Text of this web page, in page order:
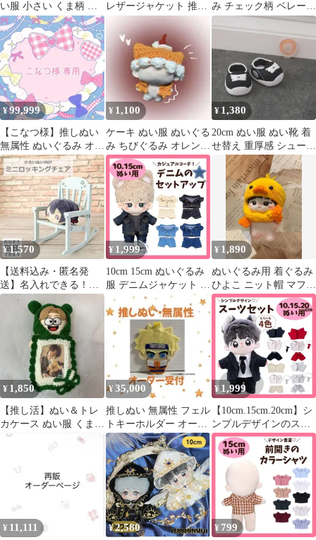
い服 小さい くま柄 パ
ーカー トップス グレー
ぬいぐるみ服 推し活 ぬ
い活-E013
レザージャケット 推し
活 ぬいぐるみ服-E111
み チェック柄 ベレー帽
ポンチョマント 黒リボ
ン 7色 ツイード 推し活
グッズ ちびぬいぐるみ
いつぬい にじぱぺっと
12cm S372
¥99,999
【こなつ様】推しぬい
無属性 ぬいぐるみ オー
ダー
¥ 1,100
ケーキ ぬい服 ぬいぐる
み ちびぐるみ オレンジ
猫耳ニット編み物 ハン
ドメイド
¥ 1,380
20cm ぬい服 ぬい靴 着
せ替え 重厚感 シューズ
ぬい活 推し活-E144
¥1,570
【送料込み・匿名発
送】名入れできる！ぬ
い用ミニロッキングチ
¥ 1,999
10cm 15cm ぬいぐるみ
服 デニムジャケット デ
ニムパンツ ジーンズ お
しゃれ デニム生地 ジー
ジャン セットアップ 上
下セット ぬいぐるみ用
服 ミニ洋服 コスチュー
ム 着せ替え 人形 ぬい
服 洋服 推し活 アイド
ル 韓国 ちびぬいぐるみ
春夏
¥ 1,890
ぬいぐるみ用 着ぐるみ
ひよこ ニット帽 マフラ
ーセットちびぬい服ほ
わぬい 推し
¥ 1,850
【推し活】ぬい＆トレ
カケース ぬい服 くま
timelesz 松島聡 タムぬ
¥35,000
推しぬい 無属性 フェル
トキーホルダー オーダ
ーメイド
¥ 1,999
【10cm.15cm.20cm】シ
ンプルデザインのスー
ツセット 着ぐるみ ぬい
ぐるみ用 全身 人形 黒
赤 白 ベージュ ネクタ
イ ジャケット パンツ
シャツ おしゃれ ぬい活
推しぬい ちびぬいぐる
み 正装 ぬい服コココ
無属性ぬい 人形
¥ 11,111 ¥2,580 ¥ 799